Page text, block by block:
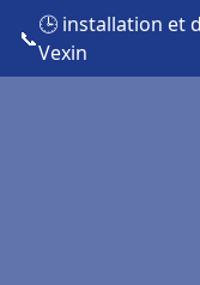
📞
🕒 installation et
Vexin